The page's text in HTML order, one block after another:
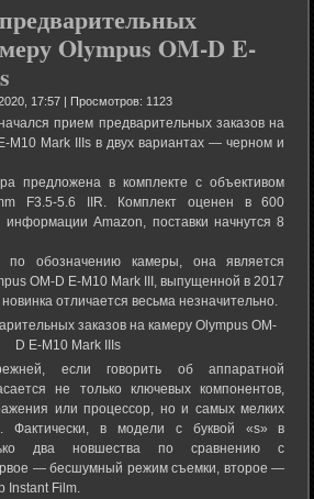
Olympus OM-D E-
17:57 | Просмотров: 1123
прием предварительных заказов на
M10 Mark IIIs в двух вариантах — черном и
предложена в комплекте с объективом
F3.5-5.6 IIR. Комплект оценен в 600
Amazon, поставки начнутся 8
по обозначению камеры, она является
OM-D E-M10 Mark III, выпущенной в 2017
отличается весьма незначительно.
если говорить об аппаратной
не только ключевых компонентов,
или процессор, но и самых мелких
Фактически, в модели с буквой «s» в
два новшества по сравнению с
— бесшумный режим съемки, второе —
Instant Film.